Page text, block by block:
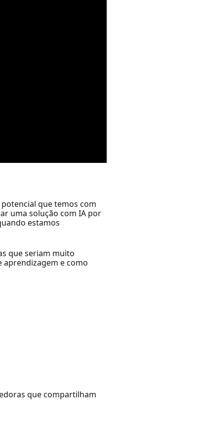
que temos com
uma solução com IA por
estamos
que seriam muito
aprendizagem e como
que compartilham